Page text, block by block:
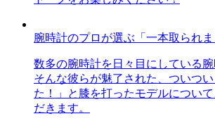
腕時計のプロが選ぶ「一本取られま
数多の腕時計を日々目にしている腕
そんな彼らが魅了された、ついつ
た！」と膝を打ったモデルについ
だきます。